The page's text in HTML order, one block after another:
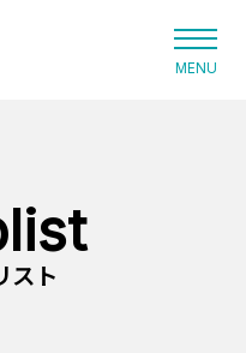
スト